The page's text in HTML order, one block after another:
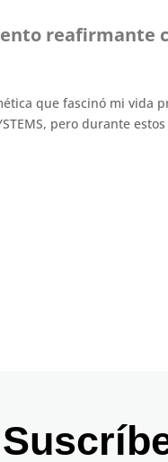
reafirmante
que fascinó mi vida
pero durante